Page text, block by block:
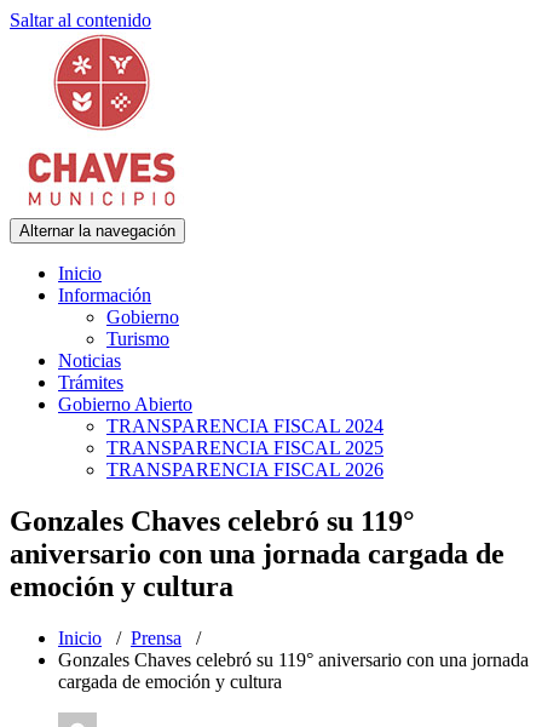
Saltar al contenido
Municipalidad de Adolfo Gonzales Chaves
Alternar la navegación
Inicio
Información
Gobierno
Turismo
Noticias
Trámites
Gobierno Abierto
TRANSPARENCIA FISCAL 2024
TRANSPARENCIA FISCAL 2025
TRANSPARENCIA FISCAL 2026
Gonzales Chaves celebró su 119°
aniversario con una jornada cargada de
emoción y cultura
Inicio / Prensa /
Gonzales Chaves celebró su 119° aniversario con una jornada
cargada de emoción y cultura